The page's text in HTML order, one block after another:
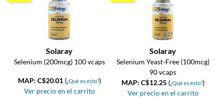
Solaray
Selenium (200mcg) 100 vcaps
MAP: C$20.01 (¿Qué es esto?)
Ver precio en el carrito
Solaray
Selenium Yeast-Free (100mcg)
90 vcaps
MAP: C$12.25 (¿Qué es esto?)
Ver precio en el carrito